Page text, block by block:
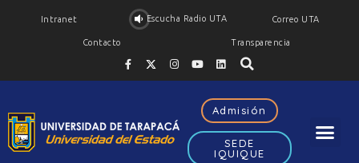
Intranet Escucha Radio UTA Correo UTA
Contacto Transparencia
Admisión
SEDE
IQUIQUE